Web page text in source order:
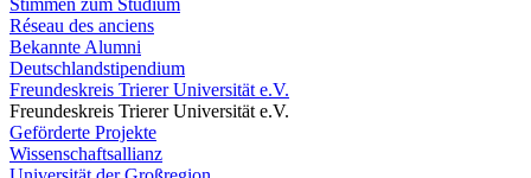
Stimmen zum Studium
Réseau des anciens
Bekannte Alumni
Deutschlandstipendium
Freundeskreis Trierer Universität e.V.
Freundeskreis Trierer Universität e.V.
Geförderte Projekte
Wissenschaftsallianz